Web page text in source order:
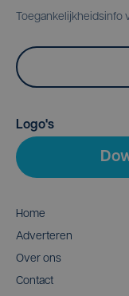
Toegankelijkheidsinfo
Logo's
Home
Adverteren
Over ons
Contact